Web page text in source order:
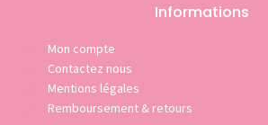
Informations
Mon compte
Contactez nous
Mentions légales
Remboursement & retours